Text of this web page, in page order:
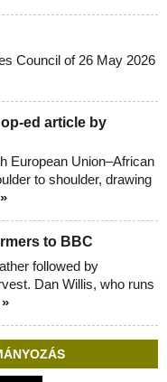
Council of 26 May 2026
ed article by
European Union–African
to shoulder, drawing
to BBC
followed by
Dan Willis, who runs